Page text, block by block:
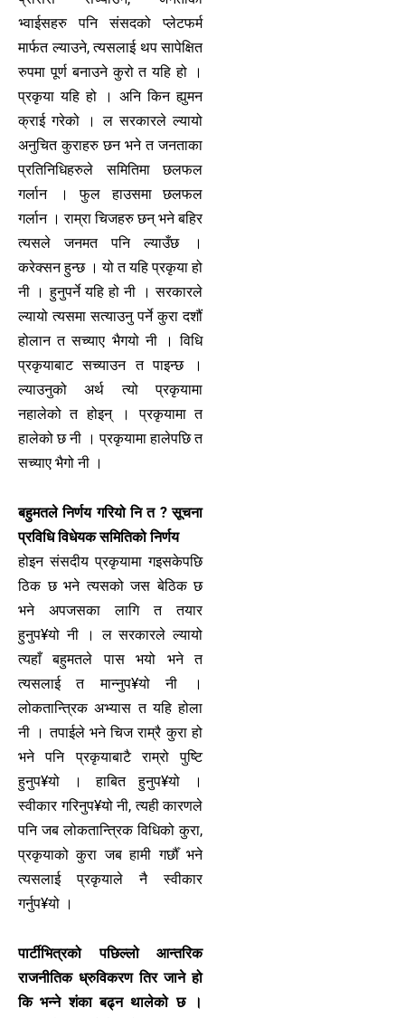
भ्वाईसहरु पनि संसदको प्लेटफर्म
मार्फत ल्याउने, त्यसलाई थप सापेक्षित
रुपमा पूर्ण बनाउने कुरो त यहि हो ।
प्रकृया यहि हो । अनि किन ह्युमन
क्राई गरेको । ल सरकारले ल्यायो
अनुचित कुराहरु छन भने त जनताका
प्रतिनिधिहरुले समितिमा छलफल
गर्लान । फुल हाउसमा छलफल
गर्लान । राम्रा चिजहरु छन् भने बहिर
त्यसले जनमत पनि ल्याउँछ ।
करेक्सन हुन्छ । यो त यहि प्रकृया हो
नी । हुनुपर्ने यहि हो नी । सरकारले
ल्यायो त्यसमा सत्याउनु पर्ने कुरा दशौं
होलान त सच्याए भैगयो नी । विधि
प्रकृयाबाट सच्याउन त पाइन्छ ।
ल्याउनुको अर्थ त्यो प्रकृयामा
नहालेको त होइन् । प्रकृयामा त
हालेको छ नी । प्रकृयामा हालेपछि त
सच्याए भैगो नी ।
बहुमतले निर्णय गरियो नि त ? सूचना
प्रविधि विधेयक समितिको निर्णय
होइन संसदीय प्रकृयामा गइसकेपछि
ठिक छ भने त्यसको जस बेठिक छ
भने अपजसका लागि त तयार
हुनुप¥यो नी । ल सरकारले ल्यायो
त्यहाँ बहुमतले पास भयो भने त
त्यसलाई त मान्नुप¥यो नी ।
लोकतान्त्रिक अभ्यास त यहि होला
नी । तपाईले भने चिज राम्रै कुरा हो
भने पनि प्रकृयाबाटै राम्रो पुष्टि
हुनुप¥यो । हाबित हुनुप¥यो ।
स्वीकार गरिनुप¥यो नी, त्यही कारणले
पनि जब लोकतान्त्रिक विधिको कुरा,
प्रकृयाको कुरा जब हामी गर्छौँ भने
त्यसलाई प्रकृयाले नै स्वीकार
गर्नुप¥यो ।
पार्टीभित्रको पछिल्लो आन्तरिक
राजनीतिक ध्रुविकरण तिर जाने हो
कि भन्ने शंका बढ्न थालेको छ ।